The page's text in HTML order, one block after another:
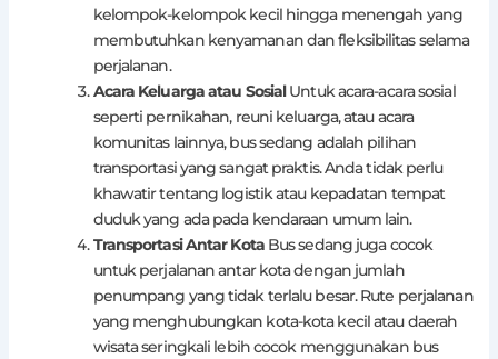
kelompok-kelompok kecil hingga menengah yang
membutuhkan kenyamanan dan fleksibilitas selama
perjalanan.
Acara Keluarga atau SosialUntuk acara-acara sosial
seperti pernikahan, reuni keluarga, atau acara
komunitas lainnya, bus sedang adalah pilihan
transportasi yang sangat praktis. Anda tidak perlu
khawatir tentang logistik atau kepadatan tempat
duduk yang ada pada kendaraan umum lain.
Transportasi Antar KotaBus sedang juga cocok
untuk perjalanan antar kota dengan jumlah
penumpang yang tidak terlalu besar. Rute perjalanan
yang menghubungkan kota-kota kecil atau daerah
wisata seringkali lebih cocok menggunakan bus